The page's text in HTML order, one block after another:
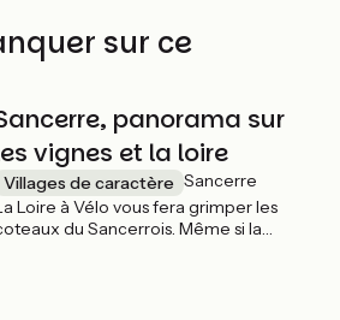
sur ce
panorama sur
vignes et la loire
Villages de caractère Sancerre
Loire à Vélo vous fera grimper les
du Sancerrois. Même si la